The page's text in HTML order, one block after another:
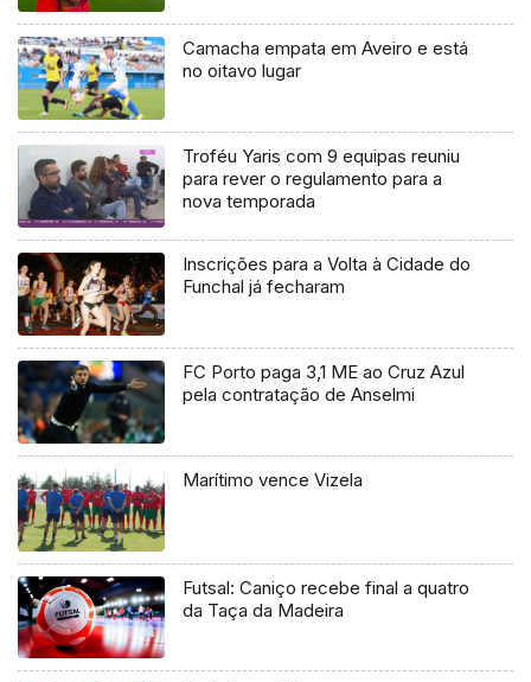
Camacha empata em Aveiro e está
no oitavo lugar
Troféu Yaris com 9 equipas reuniu
para rever o regulamento para a
nova temporada
Inscrições para a Volta à Cidade do
Funchal já fecharam
FC Porto paga 3,1 ME ao Cruz Azul
pela contratação de Anselmi
Marítimo vence Vizela
Futsal: Caniço recebe final a quatro
da Taça da Madeira